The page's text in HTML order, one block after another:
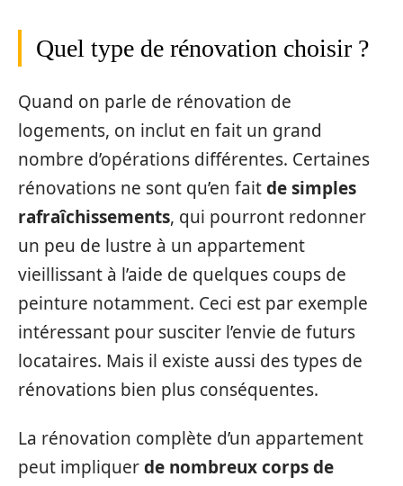
Quel type de rénovation choisir ?
Quand on parle de rénovation de
logements, on inclut en fait un grand
nombre d’opérations différentes. Certaines
rénovations ne sont qu’en faitde simples
rafraîchissements, qui pourront redonner
un peu de lustre à un appartement
vieillissant à l’aide de quelques coups de
peinture notamment. Ceci est par exemple
intéressant pour susciter l’envie de futurs
locataires. Mais il existe aussi des types de
rénovations bien plus conséquentes.
La rénovation complète d’un appartement
peut impliquerde nombreux corps de